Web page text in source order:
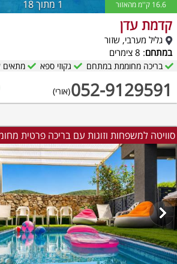
1 מתוך 18 16.6 ק''מ מהאזור
קדמת עדן
גליל מערבי, שזור
במתחם: 8 צימרים
052-9129591(אורי)
בריכה מחוממת במתחם גקוזי ספא מתאים
סוויטה למשפחות וזוגות עם בריכה פרטית